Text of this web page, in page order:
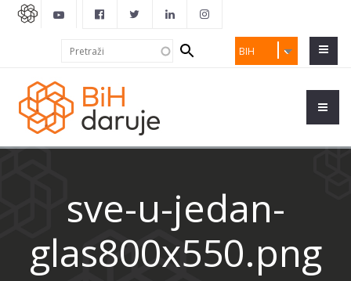
BIH
Search
form
sve-u-jedan-
glas800x550.png